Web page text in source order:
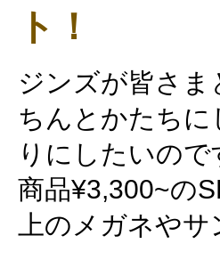
ト！
ジンズが皆さ
ちんとかたち
りにしたいの
商品¥3,300~の
上のメガネや